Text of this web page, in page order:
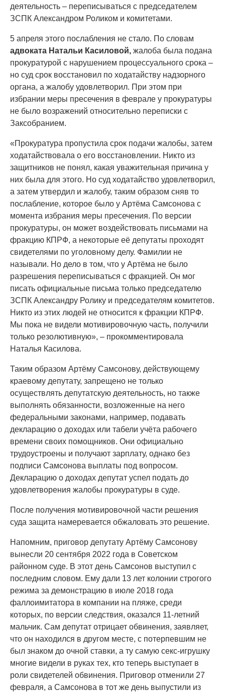
деятельность – переписываться с председателем
ЗСПК Александром Роликом и комитетами.
5 апреля этого послабления не стало. По словам
адвоката Натальи Касиловой, жалоба была подана
прокуратурой с нарушением процессуального срока –
но суд срок восстановил по ходатайству надзорного
органа, а жалобу удовлетворил. При этом при
избрании меры пресечения в феврале у прокуратуры
не было возражений относительно переписки с
Заксобранием.
«Прокуратура пропустила срок подачи жалобы, затем
ходатайствовала о его восстановлении. Никто из
защитников не понял, какая уважительная причина у
них была для этого. Но суд ходатайство удовлетворил,
а затем утвердил и жалобу, таким образом сняв то
послабление, которое было у Артёма Самсонова с
момента избрания меры пресечения. По версии
прокуратуры, он может воздействовать письмами на
фракцию КПРФ, а некоторые её депутаты проходят
свидетелями по уголовному делу. Фамилии не
называли. Но дело в том, что у Артёма не было
разрешения переписываться с фракцией. Он мог
писать официальные письма только председателю
ЗСПК Александру Ролику и председателям комитетов.
Никто из этих людей не относится к фракции КПРФ.
Мы пока не видели мотивировочную часть, получили
только резолютивную», – прокомментировала
Наталья Касилова.
Таким образом Артёму Самсонову, действующему
краевому депутату, запрещено не только
осуществлять депутатскую деятельность, но также
выполнять обязанности, возложенные на него
федеральными законами, например, подавать
декларацию о доходах или табели учёта рабочего
времени своих помощников. Они официально
трудоустроены и получают зарплату, однако без
подписи Самсонова выплаты под вопросом.
Декларацию о доходах депутат успел подать до
удовлетворения жалобы прокуратуры в суде.
После получения мотивировочной части решения
суда защита намеревается обжаловать это решение.
Напомним, приговор депутату Артёму Самсонову
вынесли 20 сентября 2022 года в Советском
районном суде. В этот день Самсонов выступил с
последним словом. Ему дали 13 лет колонии строгого
режима за демонстрацию в июле 2018 года
фаллоимитатора в компании на пляже, среди
которых, по версии следствия, оказался 11-летний
мальчик. Сам депутат отрицает обвинения, заявляет,
что он находился в другом месте, с потерпевшим не
был знаком до очной ставки, а ту самую секс-игрушку
многие видели в руках тех, кто теперь выступает в
роли свидетелей обвинения. Приговор отменили 27
февраля, а Самсонова в тот же день выпустили из